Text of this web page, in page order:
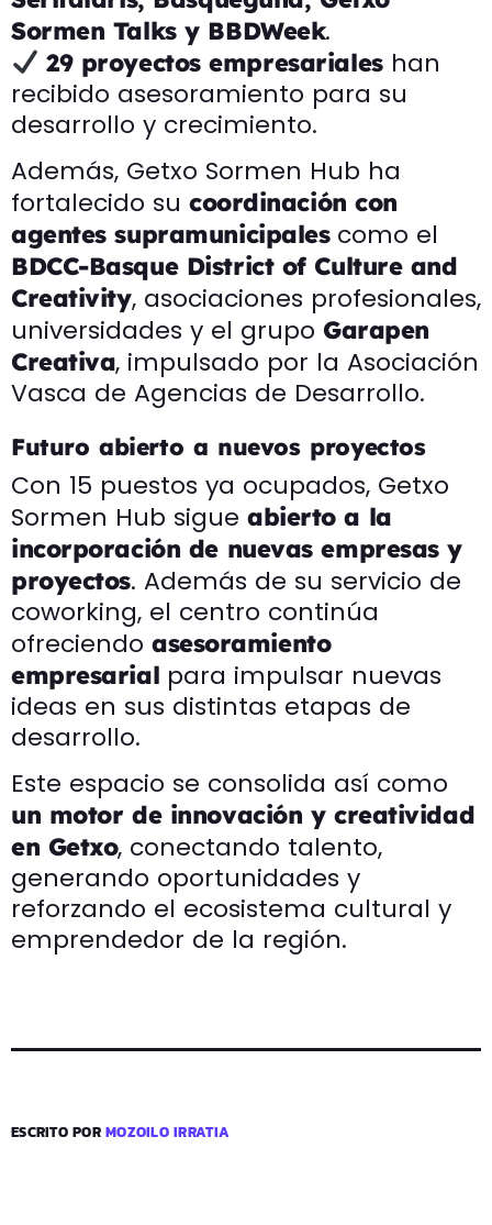
Sormen Talks y BBDWeek.
29 proyectos empresarialeshan
recibido asesoramiento para su
desarrollo y crecimiento.
Además, Getxo Sormen Hub ha
fortalecido su coordinación con
agentes supramunicipalescomo el
BDCC-Basque District of Culture and
Creativity, asociaciones profesionales,
universidades y el grupo Garapen
Creativa, impulsado por la Asociación
Vasca de Agencias de Desarrollo.
Futuro abierto a nuevos proyectos
Con 15 puestos ya ocupados, Getxo
Sormen Hub sigue abierto a la
incorporación de nuevas empresas y
proyectos. Además de su servicio de
coworking, el centro continúa
ofreciendo asesoramiento
empresarial para impulsar nuevas
ideas en sus distintas etapas de
desarrollo.
Este espacio se consolida así como
un motor de innovación y creatividad
en Getxo, conectando talento,
generando oportunidades y
reforzando el ecosistema cultural y
emprendedor de la región.
ESCRITO PORMOZOILO IRRATIA